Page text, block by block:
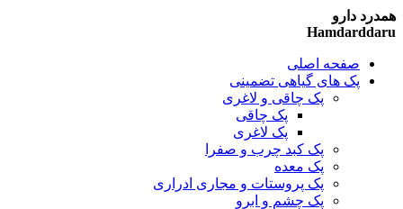
همدرد دارو
Hamdarddaru
صفحه اصلی
پک های گیاهی تضمینی
پک چاقی و لاغری
پک چاقی
پک لاغری
پک کبد چرب و صفرا
پک معده
پک پروستات و مجاری ادراری
پک چشم و ابرو